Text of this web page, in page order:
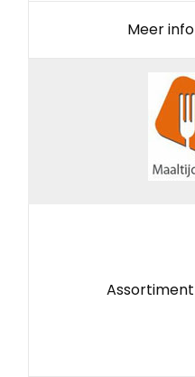
Meer info
Assortiment